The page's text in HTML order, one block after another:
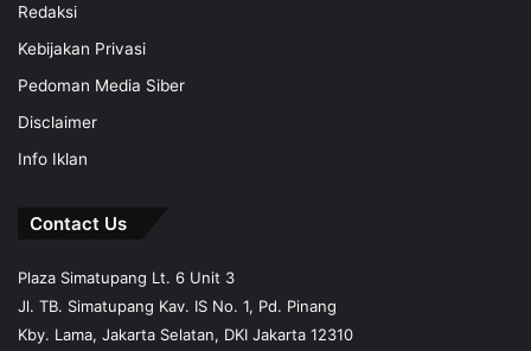
Redaksi
Kebijakan Privasi
Pedoman Media Siber
Disclaimer
Info Iklan
Contact Us
Plaza Simatupang Lt. 6 Unit 3
Jl. TB. Simatupang Kav. IS No. 1, Pd. Pinang
Kby. Lama, Jakarta Selatan, DKI Jakarta 12310